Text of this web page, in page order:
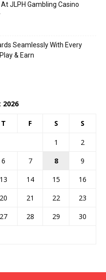
JLPH Gambling Casino
Seamlessly With Every
& Earn
T F S S
1
2
6 7 8
9
13 14 15
16
20 21 22
23
27 28 29
30